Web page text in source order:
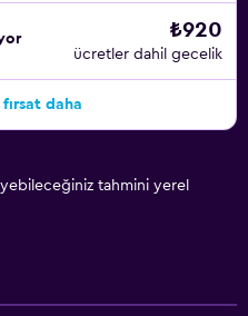
₺920
ücretler dahil gecelik
daha
tahmini yerel